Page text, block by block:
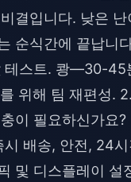
결입니다. 낮은
순식간에 끝납니
테스트. 쾅—30-45
위해 팀 재편성.
이 필요하신가요
시 배송, 안전, 24
및 디스플레이 설